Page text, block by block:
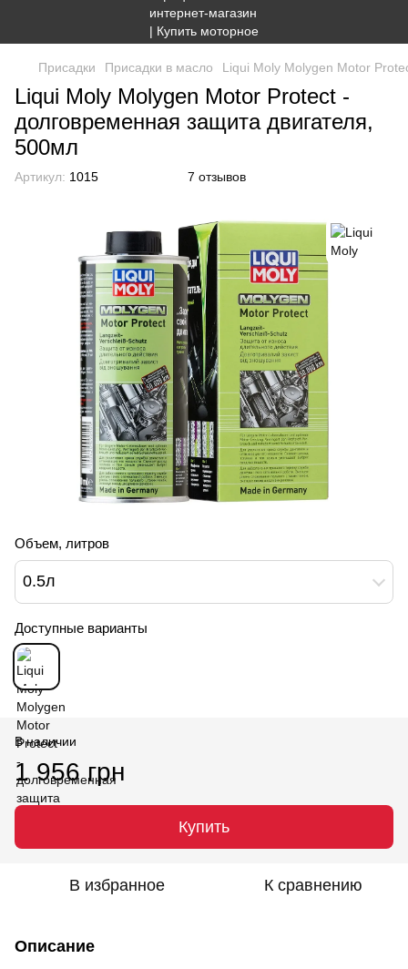
Присадки Присадки в масло Liqui Moly Molygen Motor
Liqui Moly Molygen Motor Protect -
долговременная защита двигателя,
500мл
Артикул: 1015 7 отзывов
Объем, литров
0.5л
Доступные варианты
В наличии
1 956 грн
Купить
В избранное К сравнению
Описание